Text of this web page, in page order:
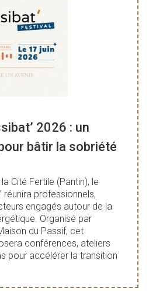
2026 : un
bâtir la sobriété
Cité Fertile (Pantin), le
réunira professionnels,
engagés autour de la
Organisé par
du Passif, cet
conférences, ateliers
pour accélérer la transition